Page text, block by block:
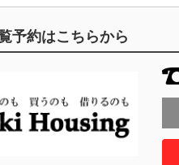
予約はこちらから